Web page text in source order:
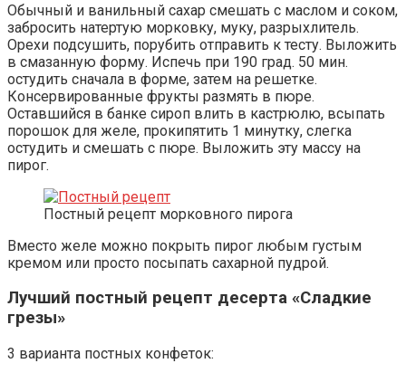
Обычный и ванильный сахар смешать с маслом и соком,
забросить натертую морковку, муку, разрыхлитель.
Орехи подсушить, порубить отправить к тесту. Выложить
в смазанную форму. Испечь при 190 град. 50 мин.
остудить сначала в форме, затем на решетке.
Консервированные фрукты размять в пюре.
Оставшийся в банке сироп влить в кастрюлю, всыпать
порошок для желе, прокипятить 1 минутку, слегка
остудить и смешать с пюре. Выложить эту массу на
пирог.
Постный рецепт морковного пирога
Вместо желе можно покрыть пирог любым густым
кремом или просто посыпать сахарной пудрой.
Лучший постный рецепт десерта «Сладкие
грезы»
3 варианта постных конфеток: